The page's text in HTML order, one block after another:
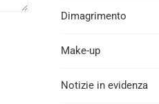
Dimagrimento
Make-up
Notizie in evidenza